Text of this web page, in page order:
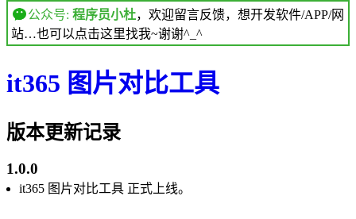
公众号: 程序员小杜，欢迎留言反馈，想开发软件/APP/网
站…也可以点击这里找我~谢谢^_^
it365 图片对比工具
版本更新记录
1.0.0
it365 图片对比工具 正式上线。